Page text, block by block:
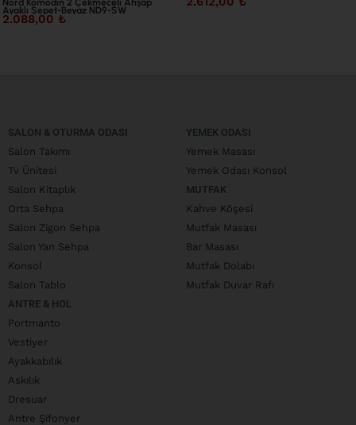
Ayaklı Sepet-Beyaz ND9-SW
2.088,00 ₺
SALON & OTURMA ODASI
Salon Takımı
Tv Ünitesi
Salon Kitaplık
Orta Sehpa
Salon Zigon Sehpa
Salon Yan Sehpa
Konsol
Salon Tablo
ANTRE & HOL
Portmanto
Vestiyer
Ayakkabılık
Askılık
Dresuar
Antre Şifonyer
YEMEK ODASI
Yemek Masası
Yemek Odası Konsol
MUTFAK
Kahve Köşesi
Mutfak Masası
Bar Masası
Mutfak Dolabı
Mutfak Duvar Rafı